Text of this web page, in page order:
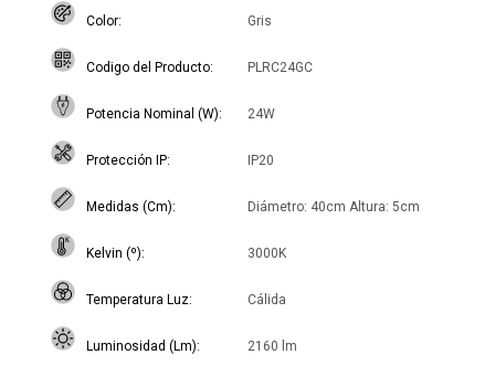
Color Gris
Codigo del Producto PLRC24GC
Potencia Nominal (W) 24W
Protección IP IP20
Medidas (Cm) Diámetro: 40cm Altura: 5cm
Kelvin (º) 3000K
Temperatura Luz Cálida
Luminosidad (Lm) 2160 lm